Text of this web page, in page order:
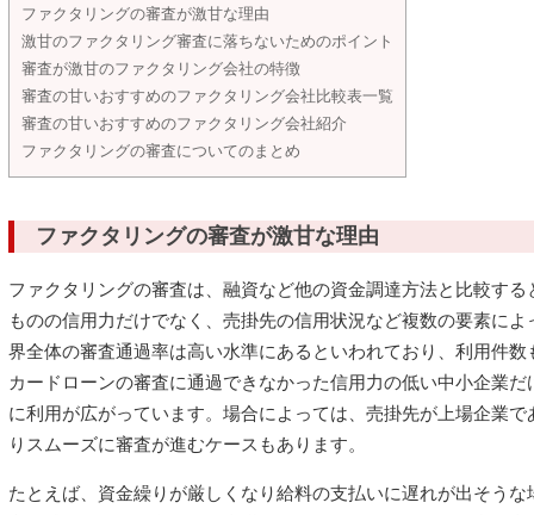
ファクタリングの審査が激甘な理由
激甘のファクタリング審査に落ちないためのポイント
審査が激甘のファクタリング会社の特徴
審査の甘いおすすめのファクタリング会社比較表一覧
審査の甘いおすすめのファクタリング会社紹介
ファクタリングの審査についてのまとめ
ファクタリングの審査が激甘な理由
ファクタリングの審査は、融資など他の資金調達方法と比較す
ものの信用力だけでなく、売掛先の信用状況など複数の要素に
界全体の審査通過率は高い水準にあるといわれており、利用件
カードローンの審査に通過できなかった信用力の低い中小企業
に利用が広がっています。場合によっては、売掛先が上場企業
りスムーズに審査が進むケースもあります。
たとえば、資金繰りが厳しくなり給料の支払いに遅れが出そう